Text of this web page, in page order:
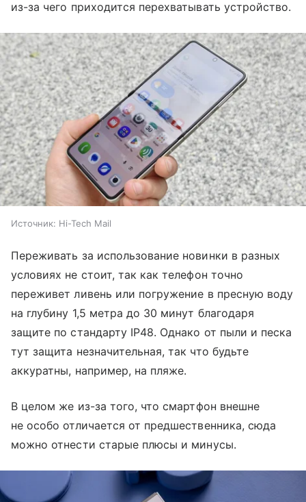
из-за чего приходится перехватывать устройство.
Источник: Hi-Tech Mail
Переживать за использование новинки в разных
условиях не стоит, так как телефон точно
переживет ливень или погружение в пресную воду
на глубину 1,5 метра до 30 минут благодаря
защите по стандарту IP48. Однако от пыли и песка
тут защита незначительная, так что будьте
аккуратны, например, на пляже.
В целом же из-за того, что смартфон внешне
не особо отличается от предшественника, сюда
можно отнести старые плюсы и минусы.